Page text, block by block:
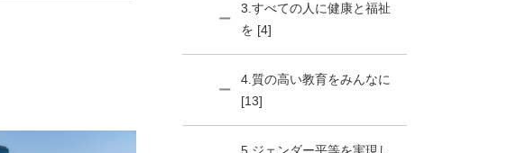
3.すべての人に健康と福祉
を [4]
4.質の高い教育をみんなに
[13]